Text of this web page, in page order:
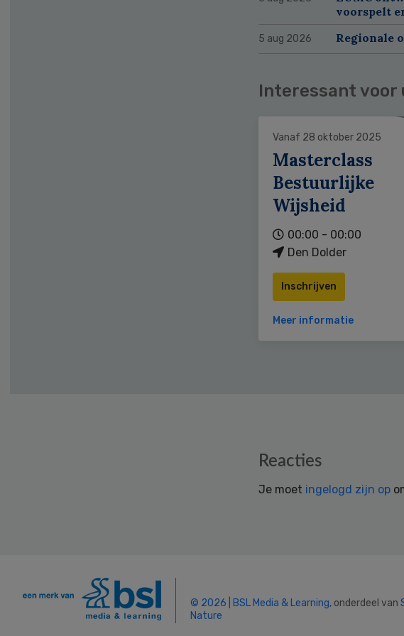
voorspelt
5 aug 2026 Regionale
Interessant voor
Vanaf 28 oktober 2025
Masterclass
Bestuurlijke
Wijsheid
00:00 - 00:00
Den Dolder
Inschrijven
Meer informatie
Reacties
Je moet ingelogd zijn op
© 2026 | BSL Media & Learning, onderdeel van
Nature